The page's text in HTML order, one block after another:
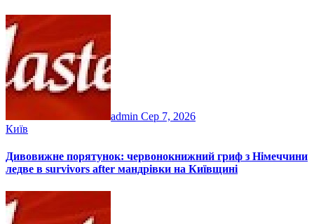
admin Сер 7, 2026
Київ
Дивовижне порятунок: червонокнижний гриф з Німеччини
ледве в survivors after мандрівки на Київщині